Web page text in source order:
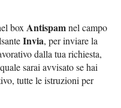
boxAntispamnel campo
Invia, per inviare la
dalla tua richiesta,
sarai avvisato se hai
tutte le istruzioni per